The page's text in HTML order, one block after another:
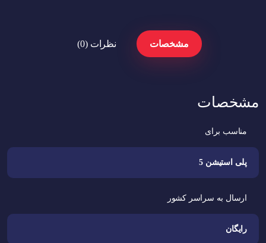
مشخصات نظرات (0)
مشخصات
مناسب برای
پلی استیشن 5
ارسال به سراسر کشور
رایگان